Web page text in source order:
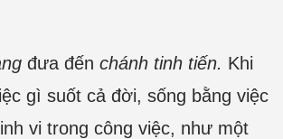
đưa đến chánh tinh tiến. Khi
gì suốt cả đời, sống bằng việc
vi trong công việc, như một